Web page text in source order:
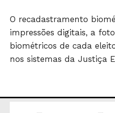
ÚLTIMAS NOTÍCIAS
O recadastramento
impressões digitais, a
biométricos de cada
nos sistemas da Justiça